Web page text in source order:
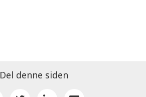
Del denne siden